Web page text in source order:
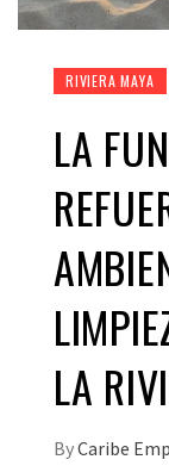
RIVIERA MAYA
LA
LA
ByCaribe